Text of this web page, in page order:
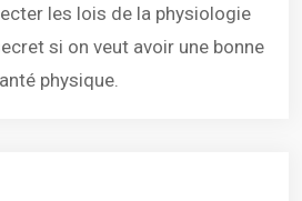
les lois de la physiologie
si on veut avoir une bonne
physique.